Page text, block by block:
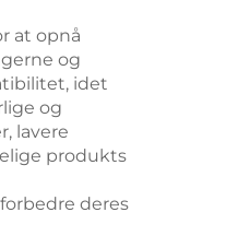
at opnå
og
idet
og
lavere
produkts
deres